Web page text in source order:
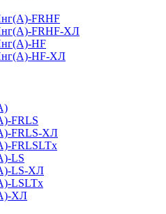
FRHF
FRHF-ХЛ
HF
HF-ХЛ
FRLS
FRLS-ХЛ
FRLSLTx
LS
LS-ХЛ
LSLTx
ХЛ